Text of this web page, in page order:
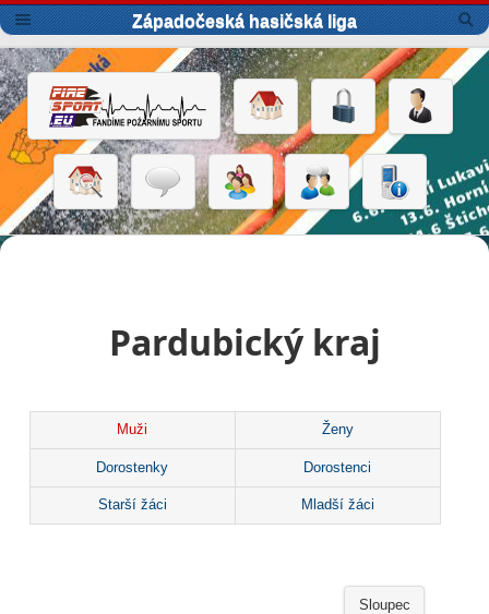
Západočeská hasičská liga
Pardubický kraj
Muži Ženy
Dorostenky Dorostenci
Starší žáci Mladší žáci
Sloupec